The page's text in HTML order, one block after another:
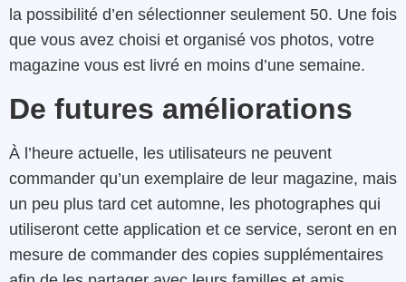
la possibilité d’en sélectionner seulement 50. Une fois
que vous avez choisi et organisé vos photos, votre
magazine vous est livré en moins d’une semaine.
De futures améliorations
À l’heure actuelle, les utilisateurs ne peuvent
commander qu’un exemplaire de leur magazine, mais
un peu plus tard cet automne, les photographes qui
utiliseront cette application et ce service, seront en en
mesure de commander des copies supplémentaires